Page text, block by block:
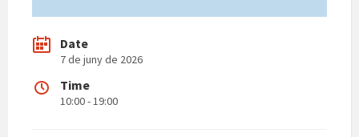
Date
7 de juny de 2026
Time
10:00 - 19:00